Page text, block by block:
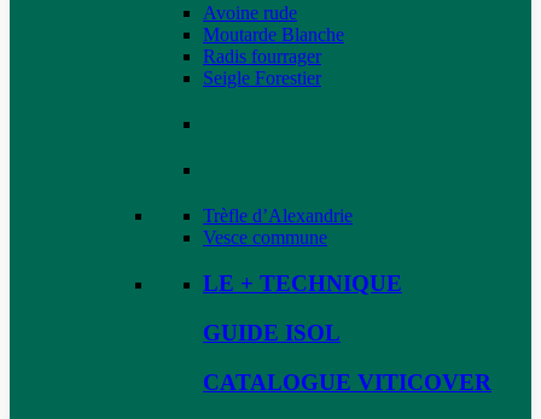
Avoine rude
Moutarde Blanche
Radis fourrager
Seigle Forestier
Trèfle d’Alexandrie
Vesce commune
LE + TECHNIQUE
GUIDE ISOL
CATALOGUE VITICOVER